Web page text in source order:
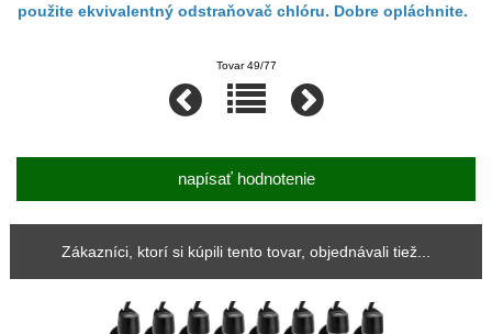
použite ekvivalentný odstraňovač chlóru. Dobre opláchnite.
Tovar 49/77
napísať hodnotenie
Zákazníci, ktorí si kúpili tento tovar, objednávali tiež...